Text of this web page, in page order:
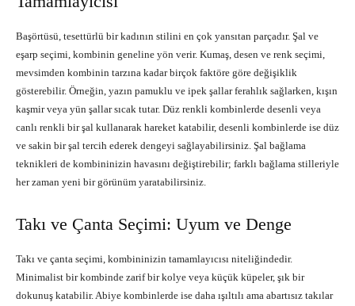
Başörtüsü, tesettürlü bir kadının stilini en çok yansıtan parçadır. Şal ve
eşarp seçimi, kombinin geneline yön verir. Kumaş, desen ve renk seçimi,
mevsimden kombinin tarzına kadar birçok faktöre göre değişiklik
gösterebilir. Örneğin, yazın pamuklu ve ipek şallar ferahlık sağlarken, kışın
kaşmir veya yün şallar sıcak tutar. Düz renkli kombinlerde desenli veya
canlı renkli bir şal kullanarak hareket katabilir, desenli kombinlerde ise düz
ve sakin bir şal tercih ederek dengeyi sağlayabilirsiniz. Şal bağlama
teknikleri de kombininizin havasını değiştirebilir; farklı bağlama stilleriyle
her zaman yeni bir görünüm yaratabilirsiniz.
Takı ve Çanta Seçimi: Uyum ve Denge
Takı ve çanta seçimi, kombininizin tamamlayıcısı niteliğindedir.
Minimalist bir kombinde zarif bir kolye veya küçük küpeler, şık bir
dokunuş katabilir. Abiye kombinlerde ise daha ışıltılı ama abartısız takılar